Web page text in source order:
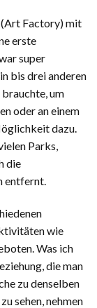
(Art Factory) mit
erste
super
bis drei anderen
um
oder an einem
dazu.
Parks,
die
entfernt.
wie
Was ich
die man
zu denselben
sehen, nehmen